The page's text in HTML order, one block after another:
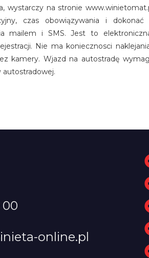
wystarczy na stronie
czas obowiązywania i dokonać
mailem i SMS. Jest to
Nie ma koniecznosci
kamery. Wjazd na autostradę
autostradowej.
00
online.pl